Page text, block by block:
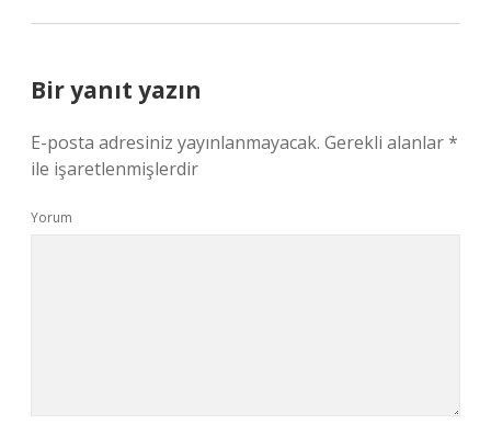
Bir yanıt yazın
E-posta adresiniz yayınlanmayacak. Gerekli alanlar*
ile işaretlenmişlerdir
Yorum